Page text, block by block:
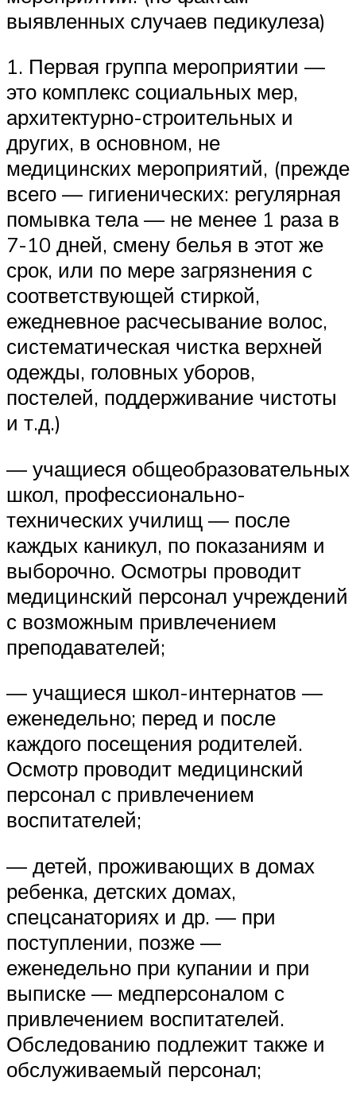
выявленных случаев педикулеза)
1. Первая группа мероприятии —
это комплекс социальных мер,
архитектурно-строительных и
других, в основном, не
медицинских мероприятий, (прежде
всего — гигиенических: регулярная
помывка тела — не менее 1 раза в
7-10 дней, смену белья в этот же
срок, или по мере загрязнения с
соответствующей стиркой,
ежедневное расчесывание волос,
систематическая чистка верхней
одежды, головных уборов,
постелей, поддерживание чистоты
и т.д.)
— учащиеся общеобразовательных
школ, профессионально-
технических училищ — после
каждых каникул, по показаниям и
выборочно. Осмотры проводит
медицинский персонал учреждений
с возможным привлечением
преподавателей;
— учащиеся школ-интернатов —
еженедельно; перед и после
каждого посещения родителей.
Осмотр проводит медицинский
персонал с привлечением
воспитателей;
— детей, проживающих в домах
ребенка, детских домах,
спецсанаториях и др. — при
поступлении, позже —
еженедельно при купании и при
выписке — медперсоналом с
привлечением воспитателей.
Обследованию подлежит также и
обслуживаемый персонал;